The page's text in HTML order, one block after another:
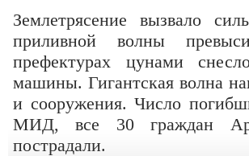
Землетрясение вызвало
приливной волны
префектурах цунами
машины. Гигантская волна
и сооружения. Число
МИД, все 30 граждан
пострадали.